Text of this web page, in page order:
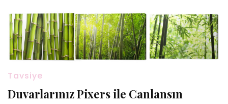
Tavsiye
Duvarlarınız Pixers ile Canlansın